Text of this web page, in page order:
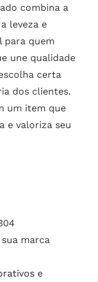
combina a
leveza e
para quem
une qualidade
certa
dos clientes.
um item que
e valoriza seu
marca
e